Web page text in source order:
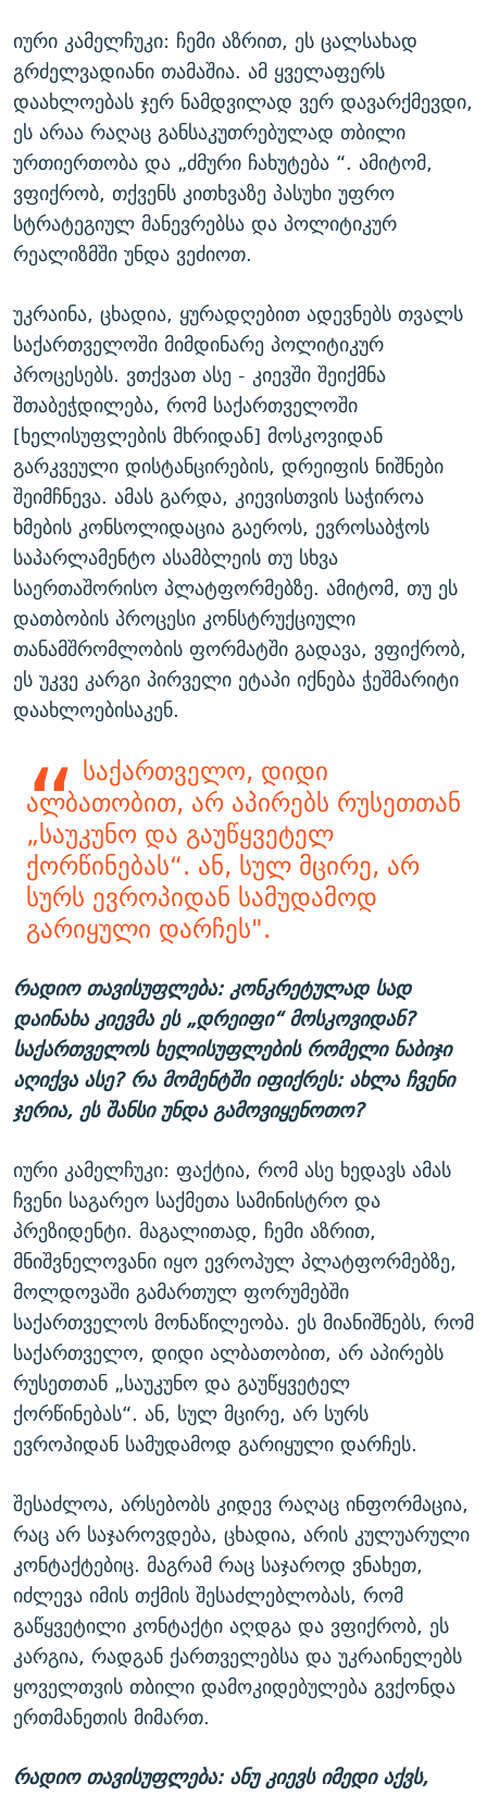
იური კამელჩუკი: ჩემი აზრით, ეს ცალსახად
გრძელვადიანი თამაშია. ამ ყველაფერს
დაახლოებას ჯერ ნამდვილად ვერ დავარქმევდი,
ეს არაა რაღაც განსაკუთრებულად თბილი
ურთიერთობა და „ძმური ჩახუტება “. ამიტომ,
ვფიქრობ, თქვენს კითხვაზე პასუხი უფრო
სტრატეგიულ მანევრებსა და პოლიტიკურ
რეალიზმში უნდა ვეძიოთ.
უკრაინა, ცხადია, ყურადღებით ადევნებს თვალს
საქართველოში მიმდინარე პოლიტიკურ
პროცესებს. ვთქვათ ასე - კიევში შეიქმნა
შთაბეჭდილება, რომ საქართველოში
[ხელისუფლების მხრიდან] მოსკოვიდან
გარკვეული დისტანცირების, დრეიფის ნიშნები
შეიმჩნევა. ამას გარდა, კიევისთვის საჭიროა
ხმების კონსოლიდაცია გაეროს, ევროსაბჭოს
საპარლამენტო ასამბლეის თუ სხვა
საერთაშორისო პლატფორმებზე. ამიტომ, თუ ეს
დათბობის პროცესი კონსტრუქციული
თანამშრომლობის ფორმატში გადავა, ვფიქრობ,
ეს უკვე კარგი პირველი ეტაპი იქნება ჭეშმარიტი
დაახლოებისაკენ.
საქართველო, დიდი
ალბათობით, არ აპირებს რუსეთთან
„საუკუნო და გაუწყვეტელ
ქორწინებას“. ან, სულ მცირე, არ
სურს ევროპიდან სამუდამოდ
გარიყული დარჩეს".
რადიო თავისუფლება: კონკრეტულად სად
დაინახა კიევმა ეს „დრეიფი“ მოსკოვიდან?
საქართველოს ხელისუფლების რომელი ნაბიჯი
აღიქვა ასე? რა მომენტში იფიქრეს: ახლა ჩვენი
ჯერია, ეს შანსი უნდა გამოვიყენოთო?
იური კამელჩუკი: ფაქტია, რომ ასე ხედავს ამას
ჩვენი საგარეო საქმეთა სამინისტრო და
პრეზიდენტი. მაგალითად, ჩემი აზრით,
მნიშვნელოვანი იყო ევროპულ პლატფორმებზე,
მოლდოვაში გამართულ ფორუმებში
საქართველოს მონაწილეობა. ეს მიანიშნებს, რომ
საქართველო, დიდი ალბათობით, არ აპირებს
რუსეთთან „საუკუნო და გაუწყვეტელ
ქორწინებას“. ან, სულ მცირე, არ სურს
ევროპიდან სამუდამოდ გარიყული დარჩეს.
შესაძლოა, არსებობს კიდევ რაღაც ინფორმაცია,
რაც არ საჯაროვდება, ცხადია, არის კულუარული
კონტაქტებიც. მაგრამ რაც საჯაროდ ვნახეთ,
იძლევა იმის თქმის შესაძლებლობას, რომ
გაწყვეტილი კონტაქტი აღდგა და ვფიქრობ, ეს
კარგია, რადგან ქართველებსა და უკრაინელებს
ყოველთვის თბილი დამოკიდებულება გვქონდა
ერთმანეთის მიმართ.
რადიო თავისუფლება: ანუ კიევს იმედი აქვს,